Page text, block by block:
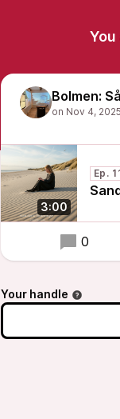
Bolmen:
3:00
Ep.
0
Your handle